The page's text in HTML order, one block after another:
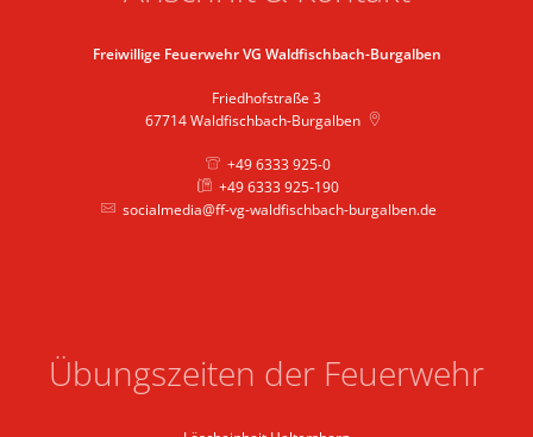
Freiwillige Feuerwehr VG Waldfischbach-Burgalben
Friedhofstraße 3
67714 Waldfischbach-Burgalben
+49 6333 925-0
+49 6333 925-190
socialmedia@ff-vg-waldfischbach-burgalben.de
Übungszeiten der Feuerwehr